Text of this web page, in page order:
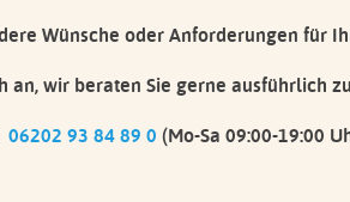
Wünsche oder Anforderungen für
an, wir beraten Sie gerne ausführlich
06202 93 84 89 0 (Mo-Sa 09:00-19:00